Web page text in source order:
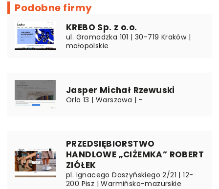
Podobne firmy
KREBO Sp. z o.o.
ul. Gromadzka 101 | 30-719 Kraków |
małopolskie
Jasper Michał Rzewuski
Orla 13 | Warszawa | -
PRZEDSIĘBIORSTWO
HANDLOWE „CIŻEMKA” ROBERT
ZIÓŁEK
pl. Ignacego Daszyńskiego 2/21 | 12-
200 Pisz | Warmińsko-mazurskie